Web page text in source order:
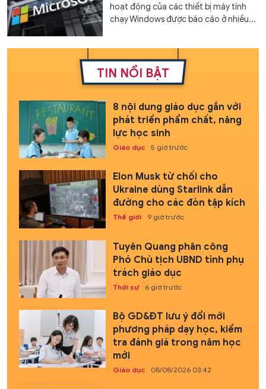
hoạt động của các thiết bị máy tính
chạy Windows được báo cáo ở nhiều...
TIN NỔI BẬT
8 nội dung giáo dục gắn với
phát triển phẩm chất, năng
lực học sinh
Giáo dục 5 giờ trước
Elon Musk từ chối cho
Ukraine dùng Starlink dẫn
đường cho các đòn tập kích
Thế giới 9 giờ trước
Tuyên Quang phân công
Phó Chủ tịch UBND tỉnh phụ
trách giáo dục
Thời sự 6 giờ trước
Bộ GD&ĐT lưu ý đổi mới
phương pháp dạy học, kiểm
tra đánh giá trong năm học
mới
Giáo dục 08/08/2026 03:42